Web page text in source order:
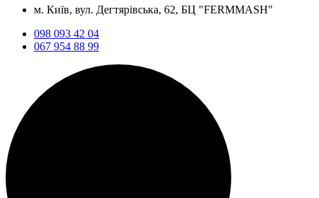
м. Київ, вул. Дегтярівська, 62, БЦ "FERMMASH"
098 093 42 04
067 954 88 99